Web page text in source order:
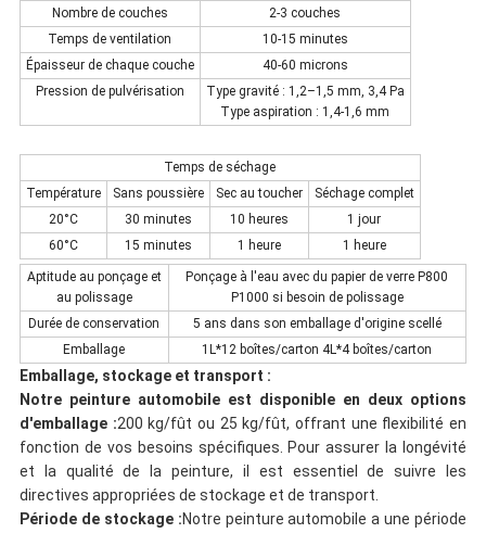
Nombre de couches
2-3 couches
Temps de ventilation
10-15 minutes
Épaisseur de chaque couche
40-60 microns
Pression de pulvérisation
Type gravité : 1,2–1,5 mm, 3,4 Pa
Type aspiration : 1,4-1,6 mm
Temps de séchage
Température
Sans poussière Sec au toucher
Séchage complet
20°C
30 minutes 10 heures
1 jour
60°C
15 minutes 1 heure 1 heure
Aptitude au ponçage et
au polissage
Ponçage à l'eau avec du papier de verre P800
P1000 si besoin de polissage
Durée de conservation
5 ans dans son emballage d'origine scellé
Emballage
1L*12 boîtes/carton 4L*4 boîtes/carton
Emballage, stockage et transport :
Notre peinture automobile est disponible en deux options
d'emballage :200 kg/fût ou 25 kg/fût, offrant une flexibilité en
fonction de vos besoins spécifiques. Pour assurer la longévité
et la qualité de la peinture, il est essentiel de suivre les
directives appropriées de stockage et de transport.
Période de stockage :Notre peinture automobile a une période